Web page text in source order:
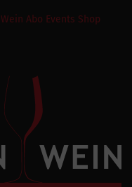
Wein Abo Events Shop